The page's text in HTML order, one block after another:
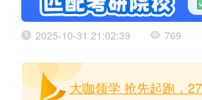
2025-10-31 21:02:39 769
大咖领学 抢先起跑，